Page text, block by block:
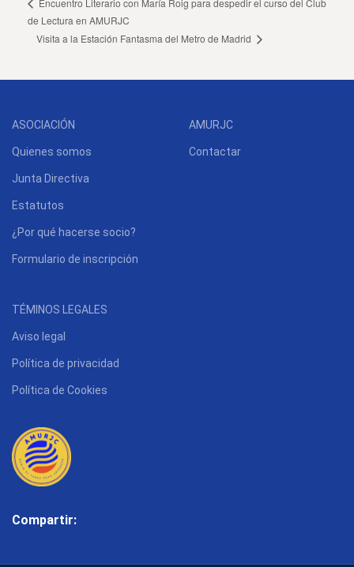
Encuentro Literario con María Roig para despedir el curso del Club
de Lectura en AMURJC
Visita a la Estación Fantasma del Metro de Madrid
ASOCIACIÓN
Quienes somos
Junta Directiva
Estatutos
¿Por qué hacerse socio?
Formulario de inscripción
AMURJC
Contactar
TÉMINOS LEGALES
Aviso legal
Política de privacidad
Política de Cookies
Compartir: